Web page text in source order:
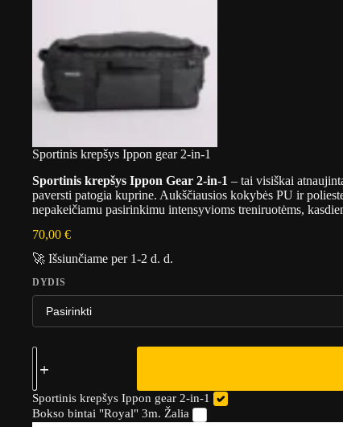
Sportinis krepšys Ippon gear 2-in-1
Sportinis krepšys Ippon Gear 2-in-1 – tai visiškai
paversti patogia kuprine. Aukščiausios kokybės PU ir
nepakeičiamu pasirinkimu intensyvioms treniruotėms,
70,00 €
🚀 Išsiunčiame per 1-2 d. d.
DYDIS
Sportinis krepšys Ippon gear 2-in-1
Bokso bintai "Royal" 3m. Žalia